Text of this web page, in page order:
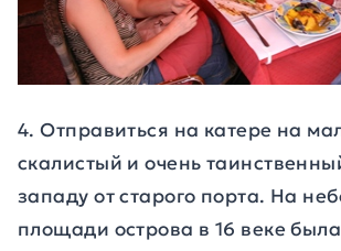
4. Отправиться на катере на
скалистый и очень
западу от старого порта. На
площади острова в 16 веке